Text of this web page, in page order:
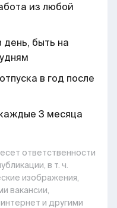
из любой
день, быть на
в год после
3 месяца
ответственности
в т. ч.
изображения,
вакансии,
и другими